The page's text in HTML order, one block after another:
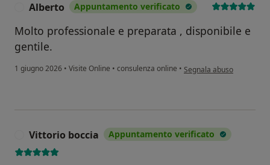
Alberto Appuntamento verificato
Molto professionale e preparata , disponibile e
gentile.
1 giugno 2026 • Visite Online • consulenza online • secondo l'opinione
Segnala abuso
Vittorio boccia Appuntamento verificato